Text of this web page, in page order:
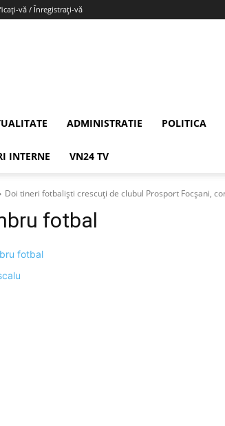
vă / Înregistrați-vă
ADMINISTRATIE POLITICA
INTERNE VN24 TV
Doi tineri fotbaliști crescuți de clubul Prosport Focșani,
fotbal